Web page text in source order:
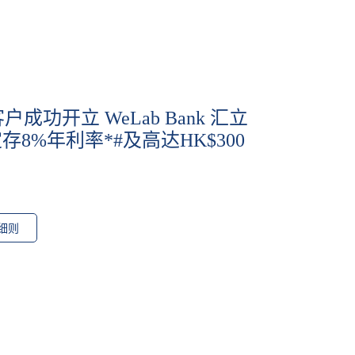
成功开立 WeLab Bank 汇立
8%年利率*#及高达HK$300
则